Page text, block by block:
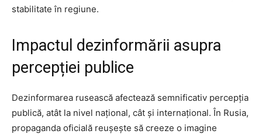
stabilitate în regiune.
Impactul dezinformării asupra
percepției publice
Dezinformarea rusească afectează semnificativ percepția
publică, atât la nivel național, cât și internațional. În Rusia,
propaganda oficială reușește să creeze o imagine